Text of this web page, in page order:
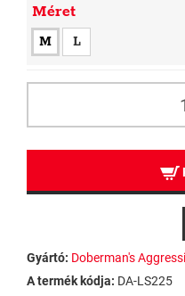
Méret
M L
Gyártó: Doberman's
A termék kódja: DA-LS225